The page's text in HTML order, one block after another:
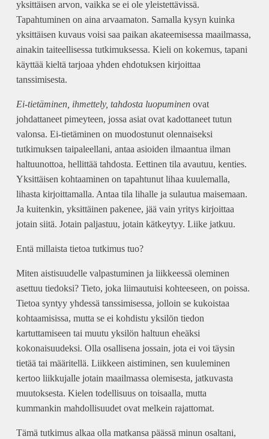
yksittäisen arvon, vaikka se ei ole yleistettävissä.
Tapahtuminen on aina arvaamaton. Samalla kysyn kuinka
yksittäisen kuvaus voisi saa paikan akateemisessa maailmassa,
ainakin taiteellisessa tutkimuksessa. Kieli on kokemus, tapani
käyttää kieltä tarjoaa yhden ehdotuksen kirjoittaa
tanssimisesta.
Ei-tietäminen, ihmettely, tahdosta luopuminenovat
johdattaneet pimeyteen, jossa asiat ovat kadottaneet tutun
valonsa. Ei-tietäminen on muodostunut olennaiseksi
tutkimuksen taipaleellani, antaa asioiden ilmaantua ilman
haltuunottoa, hellittää tahdosta. Eettinen tila avautuu, kenties.
Yksittäisen kohtaaminen on tapahtunut lihaa kuulemalla,
lihasta kirjoittamalla. Antaa tila lihalle ja sulautua maisemaan.
Ja kuitenkin, yksittäinen pakenee, jää vain yritys kirjoittaa
jotain siitä. Jotain paljastuu, jotain kätkeytyy. Liike jatkuu.
Entä millaista tietoa tutkimus tuo?
Miten aistisuudelle valpastuminen ja liikkeessä oleminen
asettuu tiedoksi? Tieto, joka liimautuisi kohteeseen, on poissa.
Tietoa syntyy yhdessä tanssimisessa, jolloin se kukoistaa
kohtaamisissa, mutta se ei kohdistu yksilön tiedon
kartuttamiseen tai muutu yksilön haltuun eheäksi
kokonaisuudeksi. Olla osallisena jossain, jota ei voi täysin
tietää tai määritellä. Liikkeen aistiminen, sen kuuleminen
kertoo liikkujalle jotain maailmassa olemisesta, jatkuvasta
muutoksesta. Kielen todellisuus on toisaalla, mutta
kummankin mahdollisuudet ovat melkein rajattomat.
Tämä tutkimus alkaa olla matkansa päässä minun osaltani,